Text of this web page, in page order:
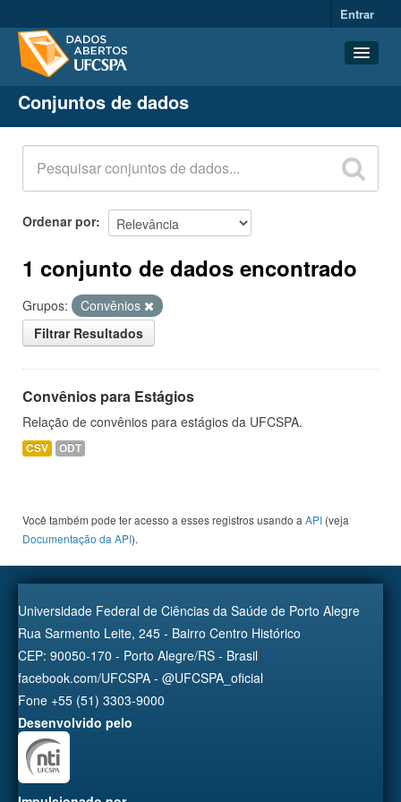
Entrar
Conjuntos de dados
Organizações
Grupos
Sobre
Conjuntos de dados
Ordenar por
1 conjunto de dados encontrado
Grupos:
Convênios
Filtrar Resultados
Convênios para Estágios
Relação de convênios para estágios da UFCSPA.
CSV ODT
Você também pode ter acesso a esses registros usando a API (veja
Documentação da API).
Universidade Federal de Ciências da Saúde de Porto Alegre
Rua Sarmento Leite, 245 - Bairro Centro Histórico
CEP: 90050-170 - Porto Alegre/RS - Brasil
facebook.com/UFCSPA - @UFCSPA_oficial
Fone +55 (51) 3303-9000
Desenvolvido pelo